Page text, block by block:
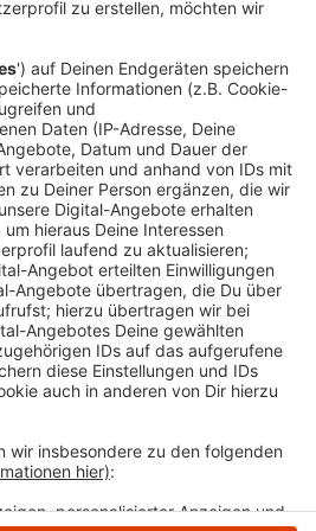
heute auf dem Märkischen
und Gemüse, Fleisch und Eier
die es dort direkt vom Erzeuger
die Bauern unter anderem
der Imker und
aus der Region.
von 11.00 bis 18.00 Uhr.